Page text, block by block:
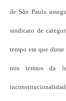
de São Paulo
sindicato de
tempo em que durar
nos termos da